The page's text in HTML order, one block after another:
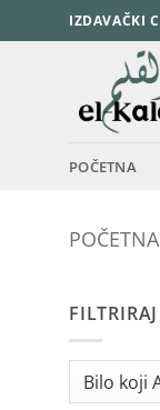
to
IZDAVAČKI
POČETNA
POČETNA